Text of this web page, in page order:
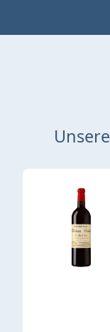
Produktgalerie